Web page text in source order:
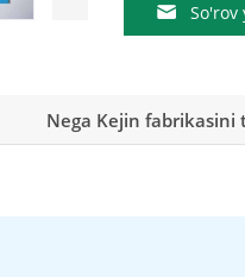
So'rov
Nega Kejin fabrikasini